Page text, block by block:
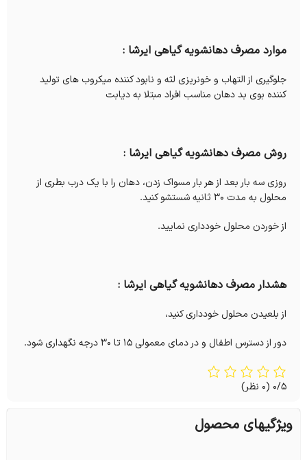
موارد مصرف دهانشویه گیاهی ایرشا :
جلوگیری از التهاب و خونریزی لثه و نابود کننده میکروب های تولید
کننده بوی بد دهان مناسب افراد مبتلا به دیابت
روش مصرف دهانشویه گیاهی ایرشا :
روزی سه بار بعد از هر بار مسواک زدن، دهان را با یک درب بطری از
محلول به مدت 30 ثانیه شستشو کنید.
از خوردن محلول خودداری نمایید.
هشدار مصرف دهانشویه گیاهی ایرشا :
از بلعیدن محلول خودداری کنید،
دور از دسترس اطفال و در دمای معمولی 15 تا 30 درجه نگهداری شود.
0/5 (0 نظر)
ویژگیهای محصول